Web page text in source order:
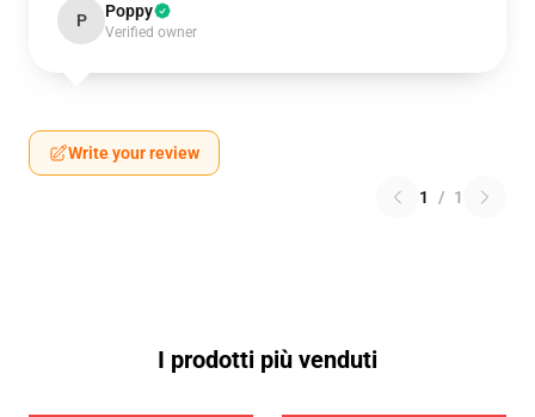
P Poppy
Verified owner
Write your review
1 / 1
I prodotti più venduti